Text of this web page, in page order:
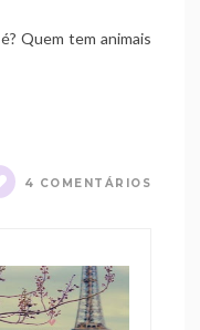
Quem tem animais
4 COMENTÁRIOS